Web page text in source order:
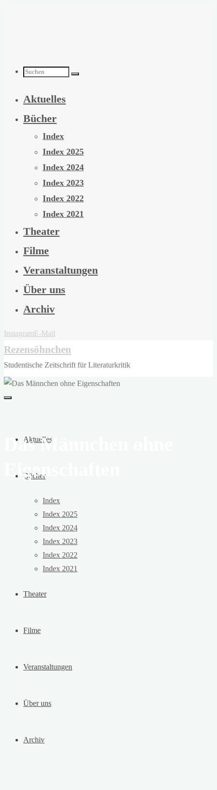
Suchen
nach:
Aktuelles
Bücher
Index
Index 2025
Index 2024
Index 2023
Index 2022
Index 2021
Theater
Filme
Veranstaltungen
Über uns
Archiv
InstagramE-Mail
Rezensöhnchen
Studentische Zeitschrift für Literaturkritik
Aktuelles
Bücher
Index
Index 2025
Index 2024
Index 2023
Index 2022
Index 2021
Theater
Filme
Veranstaltungen
Über uns
Archiv
Das Männchen ohne
Eigenschaften